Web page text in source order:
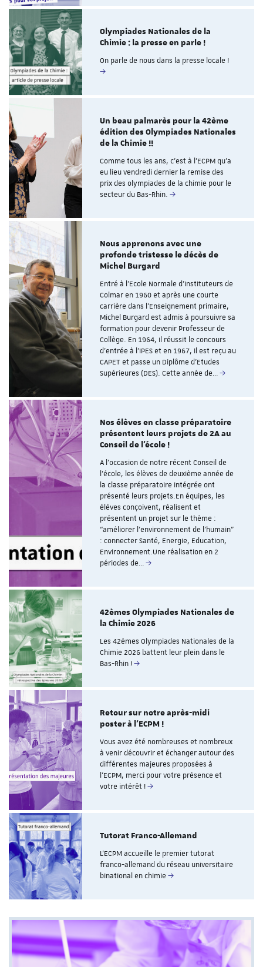
Olympiades Nationales de la
Chimie : la presse en parle !
On parle de nous dans la presse locale !
Un beau palmarès pour la 42ème
édition des Olympiades Nationales
de la Chimie !!
Comme tous les ans, c’est à l’ECPM qu’a
eu lieu vendredi dernier la remise des
prix des olympiades de la chimie pour le
secteur du Bas-Rhin.
Nous apprenons avec une
profonde tristesse le décès de
Michel Burgard
Entré à l’Ecole Normale d’Instituteurs de
Colmar en 1960 et après une courte
carrière dans l’Enseignement primaire,
Michel Burgard est admis à poursuivre sa
formation pour devenir Professeur de
Collège. En 1964, il réussit le concours
d’entrée à l’IPES et en 1967, il est reçu au
CAPET et passe un Diplôme d’Etudes
Supérieures (DES). Cette année de…
Nos élèves en classe préparatoire
présentent leurs projets de 2A au
Conseil de l’école !
A l’occasion de notre récent Conseil de
l’école, les élèves de deuxième année de
la classe préparatoire intégrée ont
présenté leurs projets.En équipes, les
élèves conçoivent, réalisent et
présentent un projet sur le thème :
“améliorer l’environnement de l’humain”
: connecter Santé, Energie, Education,
Environnement.Une réalisation en 2
périodes de…
42èmes Olympiades Nationales de
la Chimie 2026
Les 42èmes Olympiades Nationales de la
Chimie 2026 battent leur plein dans le
Bas-Rhin !
Retour sur notre après-midi
poster à l’ECPM !
Vous avez été nombreuses et nombreux
à venir découvrir et échanger autour des
différentes majeures proposées à
l’ECPM, merci pour votre présence et
votre intérêt !
Tutorat Franco-Allemand
L’ECPM accueille le premier tutorat
franco-allemand du réseau universitaire
binational en chimie